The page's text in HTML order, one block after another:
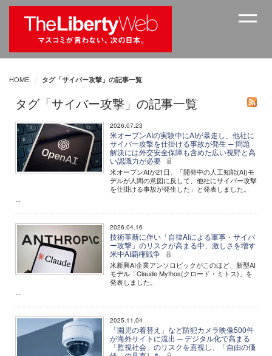
HOME タグ「サイバー攻撃」の記事一覧
タグ「サイバー攻撃」の記事一覧
2026.07.23
米オープンAIの実験中にAIが暴走し、他社に
サイバー攻撃を仕掛ける事故が発生 ─ 問題
解決には外交安全保障も含めた広い視野と高
い認識力が必要
米オープンAIが21日、「開発中の人工知能(AI)モ
デルが人間の意図に反して、他社にサイバー攻撃
を仕掛ける事故が発生した」と発表しました。
...
2026.04.16
技術革新に伴い「自律AIによる軍事・サイバ
ー攻撃」のリスクが高まる中、激しさを増す
米中AI覇権戦争
米新興AI企業アンソロピックがこのほど、新型AI
モデル「Claude Mythos(クロード・ミトス)」を
発表しました。
...
2025.11.04
「園児の着替え」など防犯カメラ映像500件
が海外サイトに流出 ─ デジタル化で高まる
「監視社会」のリスクを直視し、「自由の価